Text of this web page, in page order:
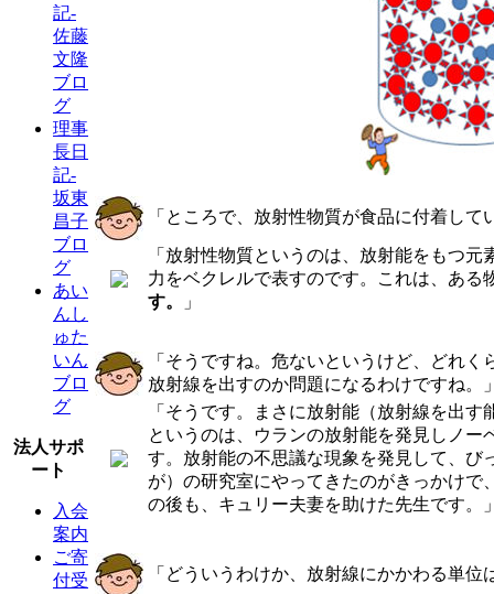
記-
佐藤
文隆
ブロ
グ
理事
長日
記-
坂東
昌子
ブロ
グ
あい
んし
ゅた
いん
ブロ
グ
法人サポ
ート
入会
案内
ご寄
付受
「ところで、放射性物質が食品に付着し
「放射性物質というのは、放射能をもつ
力をベクレルで表すのです。これは、ある
す。
」
「そうですね。危ないというけど、どれ
放射線を出すのか問題になるわけですね。
「そうです。まさに放射能（放射線を出
というのは、ウランの放射能を発見しノ
す。放射能の不思議な現象を発見して、び
が）の研究室にやってきたのがきっかけ
の後も、キュリー夫妻を助けた先生です。
「どういうわけか、放射線にかかわる単